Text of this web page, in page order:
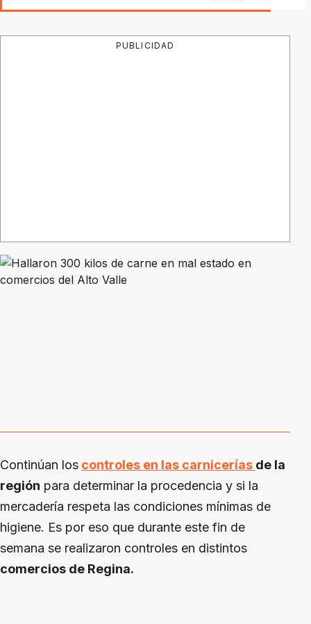
PUBLICIDAD
Continúan los controles en las carnicerías de la
región para determinar la procedencia y si la
mercadería respeta las condiciones mínimas de
higiene. Es por eso que durante este fin de
semana se realizaron controles en distintos
comercios de Regina.